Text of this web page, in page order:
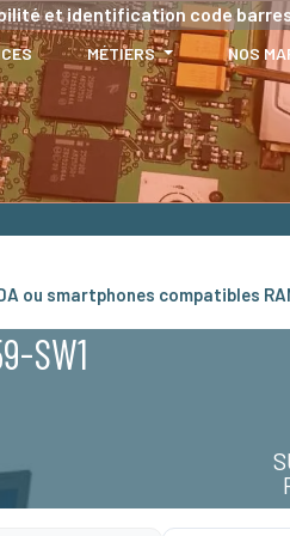
et identification code
MÉTIERS NOS
ou smartphones compatibles
SW1